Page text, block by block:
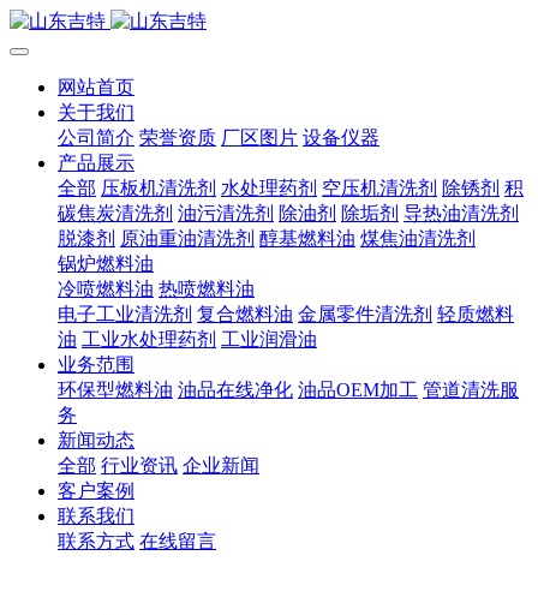
网站首页
关于我们
公司简介 荣誉资质 厂区图片 设备仪器
产品展示
全部 压板机清洗剂 水处理药剂 空压机清洗剂 除锈剂 积
碳焦炭清洗剂 油污清洗剂 除油剂 除垢剂 导热油清洗剂
脱漆剂 原油重油清洗剂 醇基燃料油 煤焦油清洗剂
锅炉燃料油
冷喷燃料油 热喷燃料油
电子工业清洗剂 复合燃料油 金属零件清洗剂 轻质燃料
油 工业水处理药剂 工业润滑油
业务范围
环保型燃料油 油品在线净化 油品OEM加工 管道清洗服
务
新闻动态
全部 行业资讯 企业新闻
客户案例
联系我们
联系方式 在线留言